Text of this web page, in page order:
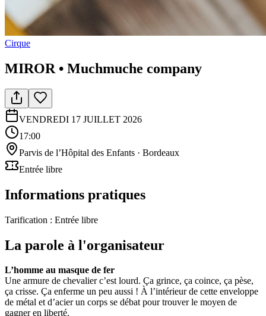
Cirque
MIROR • Muchmuche company
VENDREDI 17 JUILLET 2026
17:00
Parvis de l’Hôpital des Enfants · Bordeaux
Entrée libre
Informations pratiques
Tarification : Entrée libre
La parole à l'organisateur
L’homme au masque de fer
Une armure de chevalier c’est lourd. Ça grince, ça coince, ça pèse,
ça crisse. Ça enferme un peu aussi ! À l’intérieur de cette enveloppe
de métal et d’acier un corps se débat pour trouver le moyen de
gagner en liberté.